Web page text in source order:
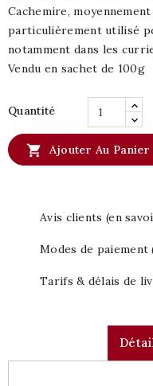
Cachemire,
particulièrement utilisé
notamment dans les
Vendu en sachet de 100g
Quantité
 Ajouter Au Panier
Avis clients (en
Modes de paiement
Tarifs & délais de